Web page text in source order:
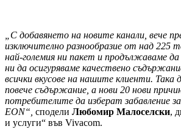
„С добавянето на новите канали, вече
изключително разнообразие от над 225
най-големия ни пакет и продължаваме
ни да осигуряваме качествено
всички вкусове на нашите клиенти. Така
повече съдържание, а нови 20 нови
потребителите да изберат забавление
EON“, сподели Любомир Малоселски,
и услуги“ във Vivacom.